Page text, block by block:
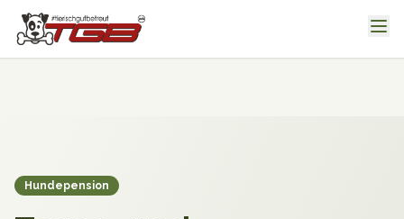
Hundepension